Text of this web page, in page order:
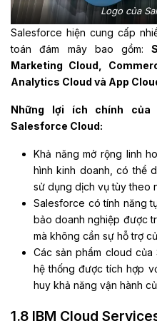
Logo của
Salesforce hiện cung cấp
toán đám mây bao gồm:
Marketing Cloud,
Analytics Cloud và App
Những lợi ích chính của
Salesforce Cloud:
Khả năng mở rộng linh
hình kinh doanh, có thể
sử dụng dịch vụ tùy theo
Salesforce có tính năng
bảo doanh nghiệp được
mà không cần sự hỗ trợ
Các sản phẩm cloud
hệ thống được tích hợp
huy khả năng vận hành
1.8 IBM Cloud